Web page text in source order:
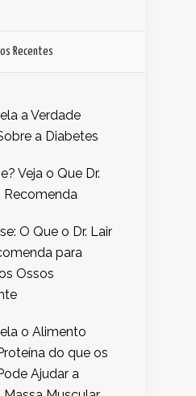
Recentes
a Verdade
a Diabetes
Veja o Que Dr.
Recomenda
O Que o Dr. Lair
para
Ossos
o Alimento
do que os
Ajudar a